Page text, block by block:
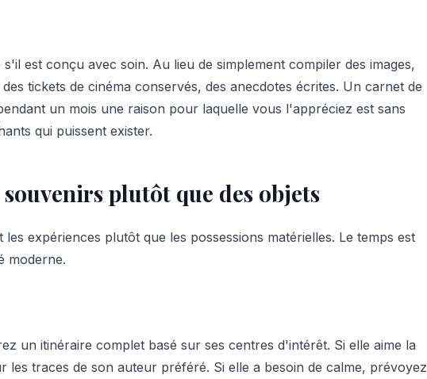
est conçu avec soin. Au lieu de simplement compiler des images,
tickets de cinéma conservés, des anecdotes écrites. Un carnet de
un mois une raison pour laquelle vous l'appréciez est sans
qui puissent exister.
plutôt que des objets
expériences plutôt que les possessions matérielles. Le temps est
moderne.
un itinéraire complet basé sur ses centres d'intérêt. Si elle aime la
les traces de son auteur préféré. Si elle a besoin de calme, prévoyez